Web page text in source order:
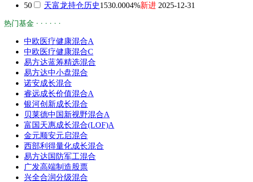
50
天富龙持仓历史1530.0004%新进 2025-12-31
热门基金 · · · · · ·
中欧医疗健康混合A
中欧医疗健康混合C
易方达蓝筹精选混合
易方达中小盘混合
诺安成长混合
睿远成长价值混合A
银河创新成长混合
贝莱德中国新视野混合A
富国天惠成长混合(LOF)A
金元顺安元启混合
西部利得量化成长混合
易方达国防军工混合
广发高端制造股票
兴全合润分级混合